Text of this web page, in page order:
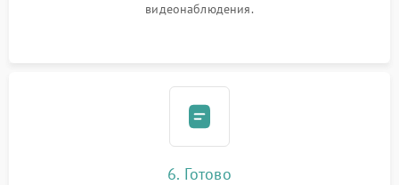
видеонаблюдения.
6. Готово